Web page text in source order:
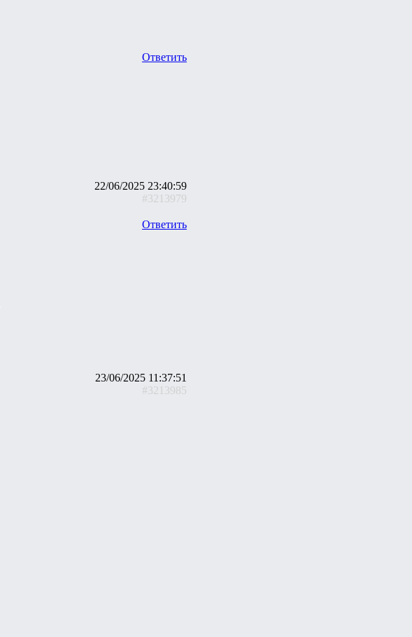
Ответить
22/06/2025 23:40:59
#3213979
Ответить
23/06/2025 11:37:51
#3213985